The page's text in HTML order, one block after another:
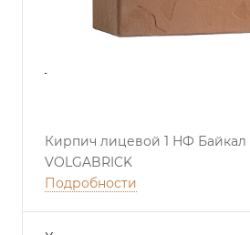
Кирпич лицевой 1 НФ
VOLGABRICK
Подробности